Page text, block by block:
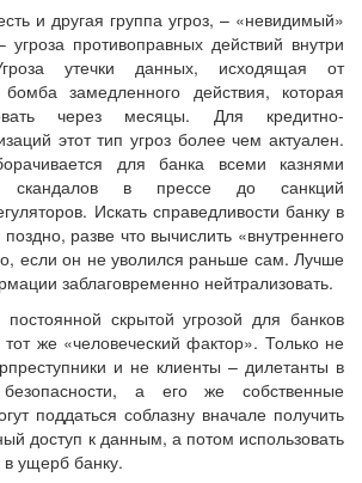
и другая группа угроз, – «невидимый»
противоправных действий внутри
утечки данных, исходящая от
замедленного действия, которая
через месяцы. Для кредитно-
этот тип угроз более чем актуален.
для банка всеми казнями
скандалов в прессе до санкций
Искать справедливости банку в
разве что вычислить «внутреннего
если он не уволился раньше сам. Лучше
заблаговременно нейтрализовать.
скрытой угрозой для банков
тот же «человеческий фактор». Только не
и не клиенты – дилетанты в
а его же собственные
поддаться соблазну вначале получить
доступ к данным, а потом использовать
в ущерб банку.